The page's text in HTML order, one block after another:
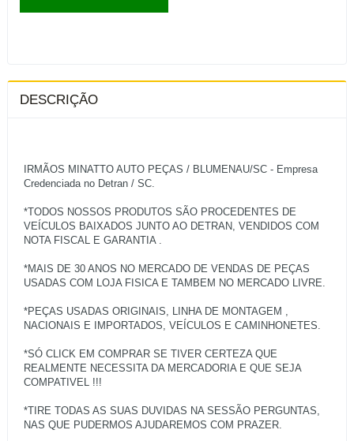
DESCRIÇÃO
IRMÃOS MINATTO AUTO PEÇAS / BLUMENAU/SC - Empresa
Credenciada no Detran / SC.
*TODOS NOSSOS PRODUTOS SÃO PROCEDENTES DE
VEÍCULOS BAIXADOS JUNTO AO DETRAN, VENDIDOS COM
NOTA FISCAL E GARANTIA .
*MAIS DE 30 ANOS NO MERCADO DE VENDAS DE PEÇAS
USADAS COM LOJA FISICA E TAMBEM NO MERCADO LIVRE.
*PEÇAS USADAS ORIGINAIS, LINHA DE MONTAGEM ,
NACIONAIS E IMPORTADOS, VEÍCULOS E CAMINHONETES.
*SÓ CLICK EM COMPRAR SE TIVER CERTEZA QUE
REALMENTE NECESSITA DA MERCADORIA E QUE SEJA
COMPATIVEL !!!
*TIRE TODAS AS SUAS DUVIDAS NA SESSÃO PERGUNTAS,
NAS QUE PUDERMOS AJUDAREMOS COM PRAZER.